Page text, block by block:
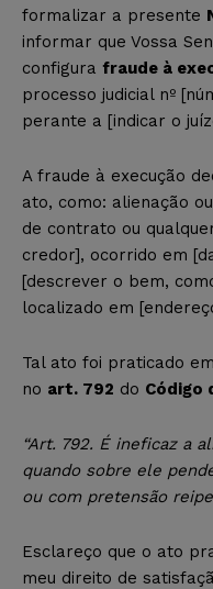
formalizar a presente
informar que Vossa
configura fraude à
processo judicial nº
perante a [indicar o
A fraude à execução
ato, como: alienação
de contrato ou
credor], ocorrido em
[descrever o bem,
localizado em
Tal ato foi praticado
no art. 792 do Código
“Art. 792. É ineficaz a
quando sobre ele
ou com pretensão
Esclareço que o ato
meu direito de